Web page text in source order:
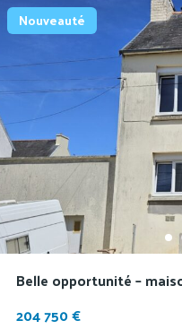
Nouveauté
Belle opportunité –
204 750 €